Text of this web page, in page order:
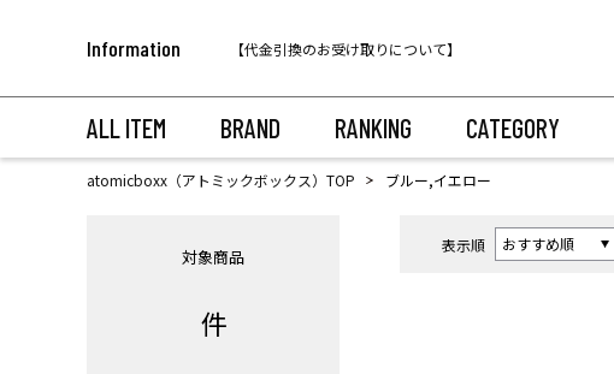
Information
【代金引換のお受け取りについて】
【重要】予約商品のお支払い方法（代金引換）変更に関するお知らせ
ALL ITEM BRAND RANKING CATEGORY
atomicboxx（アトミックボックス）TOP ブルー,イエロー
表示順
対象商品
件